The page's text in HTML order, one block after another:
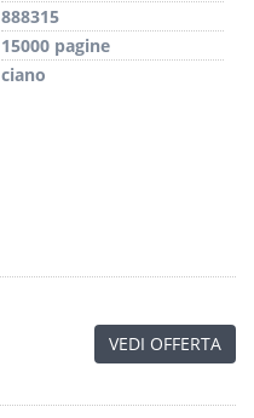
888315
15000 pagine
ciano
VEDI OFFERTA